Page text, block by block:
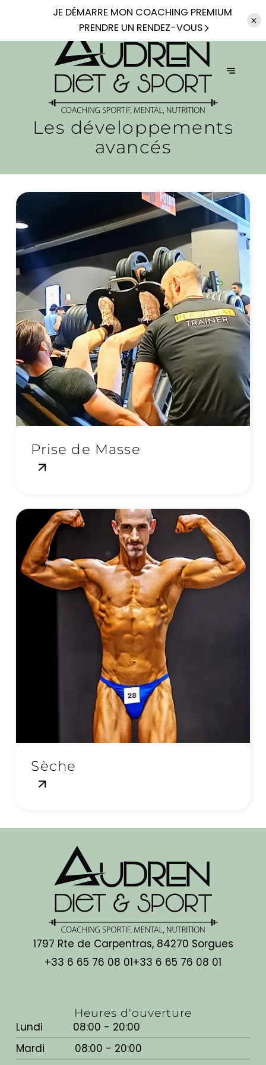
JE DÉMARRE MON COACHING PREMIUM
PRENDRE UN RENDEZ-VOUS
Les développements
avancés
Prise de Masse
Sèche
1797 Rte de Carpentras, 84270 Sorgues
+33 6 65 76 08 01+33 6 65 76 08 01
Heures d'ouverture
Lundi
08:00 - 20:00
Mardi
08:00 - 20:00